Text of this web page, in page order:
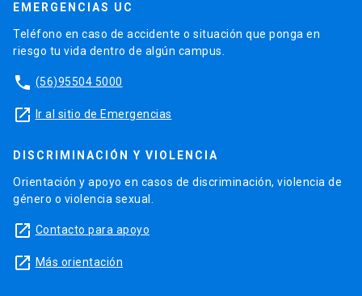
EMERGENCIAS UC
Teléfono en caso de accidente o situación que ponga en
riesgo tu vida dentro de algún campus.
phone (56)95504 5000
launch Ir al sitio de Emergencias
DISCRIMINACIÓN Y VIOLENCIA
Orientación y apoyo en casos de discriminación, violencia de
género o violencia sexual.
launch Contacto para apoyo
launch Más orientación